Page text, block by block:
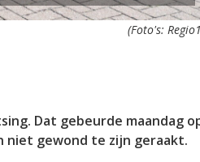
(Foto's:
Dat gebeurde maandag
niet gewond te zijn geraakt.